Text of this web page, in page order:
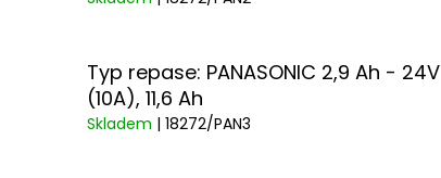
Typ repase: PANASONIC 2,9 Ah - 24V
(10A), 11,6 Ah
Skladem | 18272/PAN3